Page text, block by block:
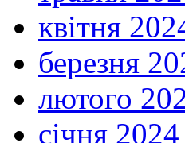
квітня
березня
лютого
січня